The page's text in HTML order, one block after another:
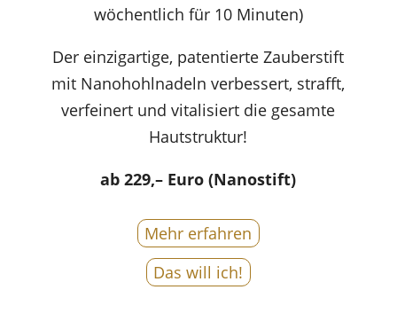
wöchentlich für 10 Minuten)
Der einzigartige, patentierte Zauberstift
mit Nanohohlnadeln verbessert, strafft,
verfeinert und vitalisiert die gesamte
Hautstruktur!
ab 229,– Euro (Nanostift)
Mehr erfahren
Das will ich!